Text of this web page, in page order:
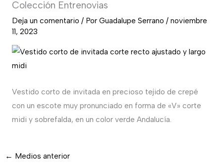
Colección Entrenovias
Deja un comentario / Por Guadalupe Serrano / noviembre
11, 2023
Vestido corto de invitada en precioso tejido de crepé
con un escote muy pronunciado en forma de «V» corte
midi y sobrefalda, en un color verde Andalucía.
← Medios anterior